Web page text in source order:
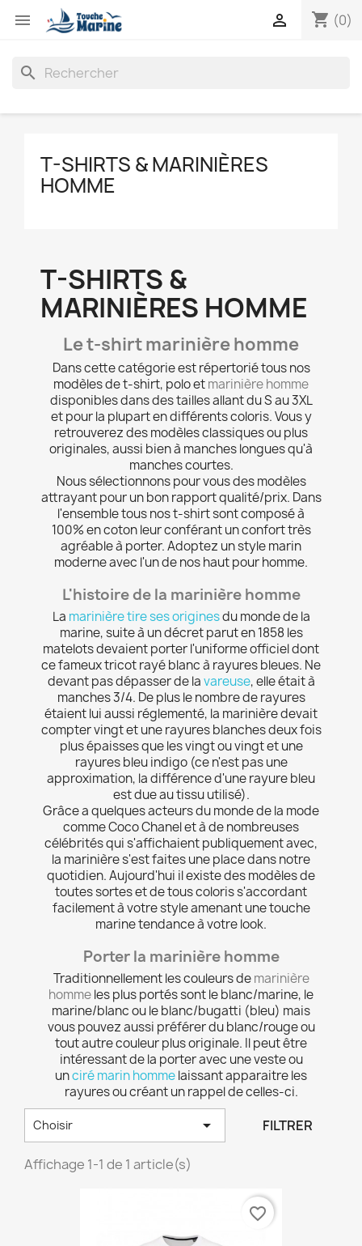
 shopping_cart (0)

search
T-SHIRTS & MARINIÈRES
HOMME
T-SHIRTS &
MARINIÈRES HOMME
Le t-shirt marinière homme
Dans cette catégorie est répertorié tous nos
modèles de t-shirt, polo etmarinière homme
disponibles dans des tailles allant du S au 3XL
et pour la plupart en différents coloris. Vous y
retrouverez des modèles classiques ou plus
originales, aussi bien à manches longues qu'à
manches courtes.
Nous sélectionnons pour vous des modèles
attrayant pour un bon rapport qualité/prix. Dans
l'ensemble tous nos t-shirt sont composé à
100% en coton leur conférant un confort très
agréable à porter. Adoptez un style marin
moderne avec l'un de nos haut pour homme.
L'histoire de la marinière homme
La marinière tire ses originesdu monde de la
marine, suite à un décret parut en 1858 les
matelots devaient porter l'uniforme officiel dont
ce fameux tricot rayé blanc à rayures bleues. Ne
devant pas dépasser de lavareuse, elle était à
manches 3/4. De plus le nombre de rayures
étaient lui aussi réglementé, la marinière devait
compter vingt et une rayures blanches deux fois
plus épaisses que les vingt ou vingt et une
rayures bleu indigo (ce n'est pas une
approximation, la différence d'une rayure bleu
est due au tissu utilisé).
Grâce a quelques acteurs du monde de la mode
comme Coco Chanel et à de nombreuses
célébrités qui s'affichaient publiquement avec,
la marinière s'est faites une place dans notre
quotidien. Aujourd'hui il existe des modèles de
toutes sortes et de tous coloris s'accordant
facilement à votre style amenant une touche
marine tendance à votre look.
Porter la marinière homme
Traditionnellement les couleurs demarinière
hommeles plus portés sont le blanc/marine, le
marine/blanc ou le blanc/bugatti (bleu) mais
vous pouvez aussi préférer du blanc/rouge ou
tout autre couleur plus originale. Il peut être
intéressant de la porter avec une veste ou
unciré marin hommelaissant apparaitre les
rayures ou créant un rappel de celles-ci.
Choisir  FILTRER
Affichage 1-1 de 1 article(s)
favorite_border